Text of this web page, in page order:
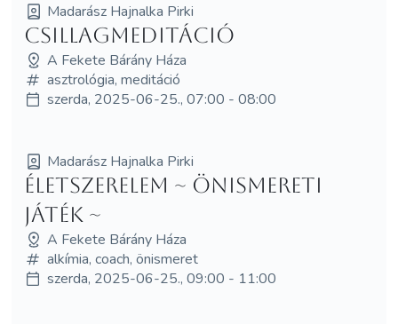
Madarász Hajnalka Pirki
Csillagmeditáció
A Fekete Bárány Háza
asztrológia, meditáció
szerda, 2025-06-25., 07:00 - 08:00
Madarász Hajnalka Pirki
Életszerelem ~ önismereti
játék ~
A Fekete Bárány Háza
alkímia, coach, önismeret
szerda, 2025-06-25., 09:00 - 11:00